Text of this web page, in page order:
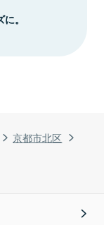
京都市北区
。